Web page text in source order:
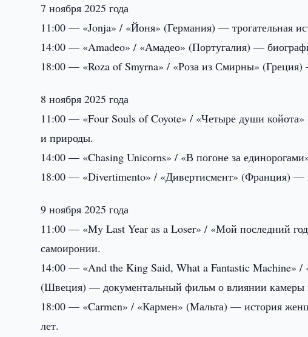
7 ноября 2025 года
11:00 — «Jonja» / «Йоня» (Германия) — трогательная
14:00 — «Amadeo» / «Амадео» (Португалия) —
18:00 — «Roza of Smyrna» / «Роза из Смирны»
8 ноября 2025 года
11:00 — «Four Souls of Coyote» / «Четыре души
и природы.
14:00 — «Chasing Unicorns» / «В погоне за
18:00 — «Divertimento» / «Дивертисмент» (Франция) —
9 ноября 2025 года
11:00 — «My Last Year as a Loser» / «Мой последний
самоиронии.
14:00 — «And the King Said, What a Fantastic Machine» /
(Швеция) — документальный фильм о влиянии камеры
18:00 — «Carmen» / «Кармен» (Мальта) — история
лет.